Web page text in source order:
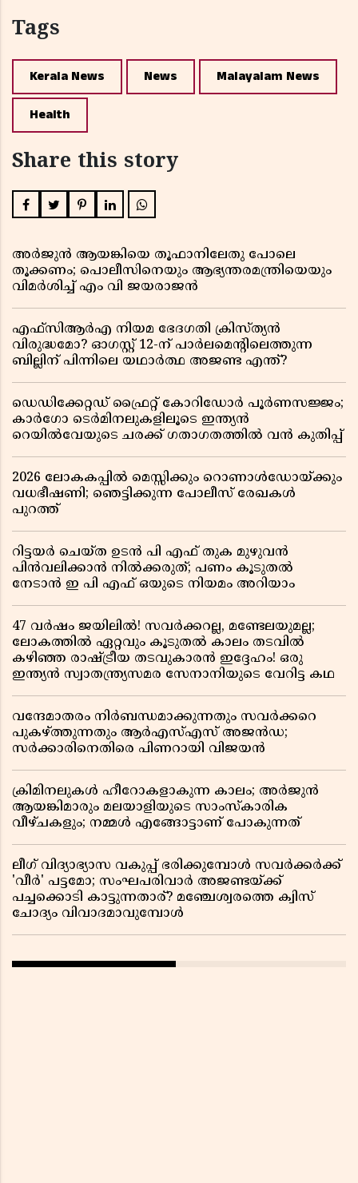
Tags
Kerala News News Malayalam News
Health
Share this story
അർജുൻ ആയങ്കിയെ തൂഫാനിലേതു പോലെ
തൂക്കണം; പൊലീസിനെയും ആഭ്യന്തരമന്ത്രിയെയും
വിമർശിച്ച് എം വി ജയരാജൻ
എഫ്സിആർഎ നിയമ ഭേദഗതി ക്രിസ്ത്യൻ
വിരുദ്ധമോ? ഓഗസ്റ്റ് 12-ന് പാർലമെന്റിലെത്തുന്ന
ബില്ലിന് പിന്നിലെ യഥാർത്ഥ അജണ്ട എന്ത്?
ഡെഡിക്കേറ്റഡ് ഫ്രൈറ്റ് കോറിഡോർ പൂർണസജ്ജം;
കാർഗോ ടെർമിനലുകളിലൂടെ ഇന്ത്യൻ
റെയിൽവേയുടെ ചരക്ക് ഗതാഗതത്തിൽ വൻ കുതിപ്പ്
2026 ലോകകപ്പിൽ മെസ്സിക്കും റൊണാൾഡോയ്ക്കും
വധഭീഷണി; ഞെട്ടിക്കുന്ന പോലീസ് രേഖകൾ
പുറത്ത്
റിട്ടയർ ചെയ്ത ഉടൻ പി എഫ് തുക മുഴുവൻ
പിൻവലിക്കാൻ നിൽക്കരുത്; പണം കൂടുതൽ
നേടാൻ ഇ പി എഫ് ഒയുടെ നിയമം അറിയാം
47 വർഷം ജയിലിൽ! സവർക്കറല്ല, മണ്ടേലയുമല്ല;
ലോകത്തിൽ ഏറ്റവും കൂടുതൽ കാലം തടവിൽ
കഴിഞ്ഞ രാഷ്ട്രീയ തടവുകാരൻ ഇദ്ദേഹം! ഒരു
ഇന്ത്യൻ സ്വാതന്ത്ര്യസമര സേനാനിയുടെ വേറിട്ട കഥ
വന്ദേമാതരം നിർബന്ധമാക്കുന്നതും സവർക്കറെ
പുകഴ്ത്തുന്നതും ആർഎസ്എസ് അജൻഡ;
സർക്കാരിനെതിരെ പിണറായി വിജയൻ
ക്രിമിനലുകൾ ഹീറോകളാകുന്ന കാലം; അർജുൻ
ആയങ്കിമാരും മലയാളിയുടെ സാംസ്കാരിക
വീഴ്ചകളും; നമ്മൾ എങ്ങോട്ടാണ് പോകുന്നത്
ലീഗ് വിദ്യാഭ്യാസ വകുപ്പ് ഭരിക്കുമ്പോൾ സവർക്കർക്ക്
'വീർ' പട്ടമോ; സംഘപരിവാർ അജണ്ടയ്ക്ക്
പച്ചക്കൊടി കാട്ടുന്നതാര്? മഞ്ചേശ്വരത്തെ ക്വിസ്
ചോദ്യം വിവാദമാവുമ്പോൾ